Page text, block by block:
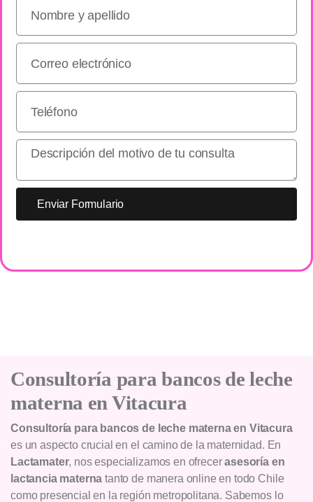
Enviar Formulario
Consultoría para bancos de leche
materna en Vitacura
Consultoría para bancos de leche materna en Vitacura
es un aspecto crucial en el camino de la maternidad. En
Lactamater, nos especializamos en ofrecerasesoría en
lactancia materna tanto de manera online en todo Chile
como presencial en la región metropolitana. Sabemos lo